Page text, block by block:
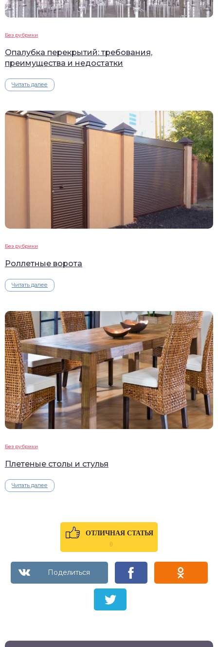
Без рубрики
Опалубка перекрытий: требования,
преимущества и недостатки
Читать далее
Без рубрики
Роллетные ворота
Читать далее
Без рубрики
Плетеные столы и стулья
Читать далее
ОТЛИЧНАЯ СТАТЬЯ
0